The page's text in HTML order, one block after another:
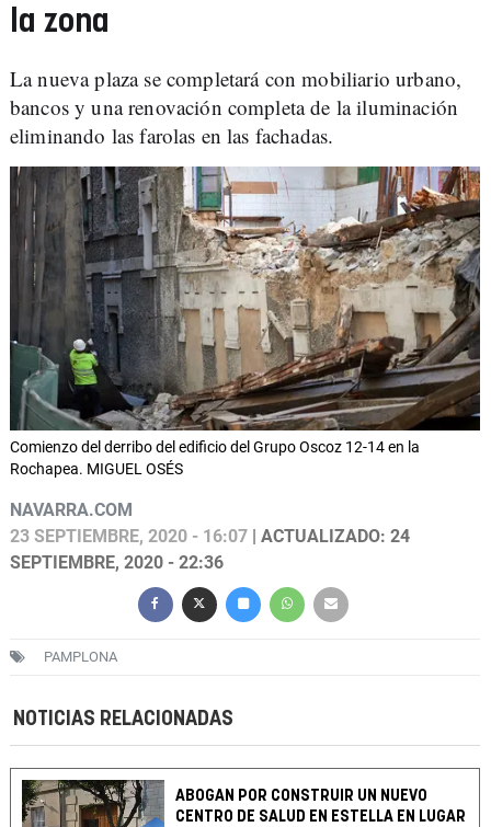
la zona
La nueva plaza se completará con mobiliario urbano,
bancos y una renovación completa de la iluminación
eliminando las farolas en las fachadas.
Comienzo del derribo del edificio del Grupo Oscoz 12-14 en la
Rochapea. MIGUEL OSÉS
NAVARRA.COM
23 SEPTIEMBRE, 2020 - 16:07 | ACTUALIZADO: 24
SEPTIEMBRE, 2020 - 22:36
PAMPLONA
NOTICIAS RELACIONADAS
ABOGAN POR CONSTRUIR UN NUEVO
CENTRO DE SALUD EN ESTELLA EN LUGAR